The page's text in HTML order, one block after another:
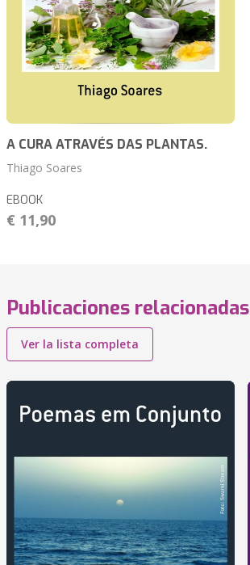
A CURA ATRAVÉS DAS PLANTAS.
Thiago Soares
EBOOK
€ 11,90
Publicaciones relacionadas
Ver la lista completa